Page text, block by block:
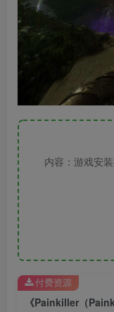
内容：游戏安
《Painkiller（
付费资源